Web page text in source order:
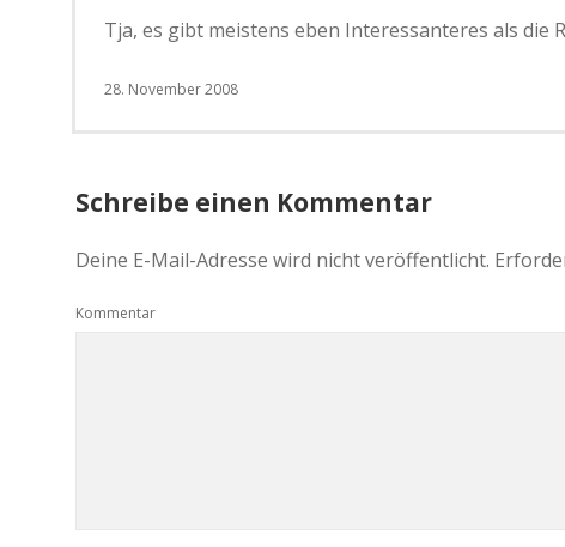
Tja, es gibt meistens eben Interessanteres als die
28. November 2008
Schreibe einen Kommentar
Deine E-Mail-Adresse wird nicht veröffentlicht.
Kommentar